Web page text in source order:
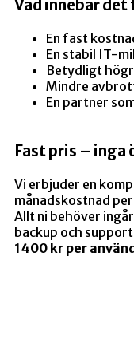
Vad innebär det
En fast
En stabil IT-
Betydligt
Mindre
En partner
Fast pris –
Vi erbjuder en
månadskostnad
Allt ni behöver
backup och
1400 kr per